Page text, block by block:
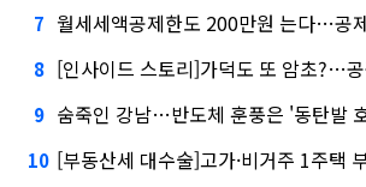
7 월세세액공제한도 200만원 는다…공
8 [인사이드 스토리]가덕도 또 암초?…
9 숨죽인 강남…반도체 훈풍은 '동탄발
10 [부동산세 대수술]고가·비거주 1주택 부